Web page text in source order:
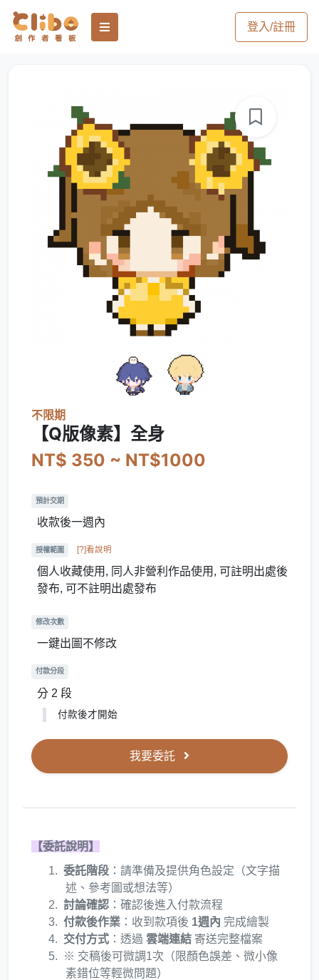
登入/註冊
不限期
【Q版像素】全身
NT$ 350 ~ NT$1000
預計交期
收款後一週內
授權範圍 [?]看說明
個人收藏使用, 同人非營利作品使用, 可註明出處後
發布, 可不註明出處發布
修改次數
一鍵出圖不修改
付款分段
分 2 段
付款後才開始
我要委託
【委託說明】
委託階段 ：請準備及提供角色設定（文字描
述、參考圖或想法等）
討論確認 ：確認後進入付款流程
付款後作業 ：收到款項後 1週內 完成繪製
交付方式 ：透過 雲端連結 寄送完整檔案
※ 交稿後可微調1次（限顏色誤差、微小像
素錯位等輕微問題）